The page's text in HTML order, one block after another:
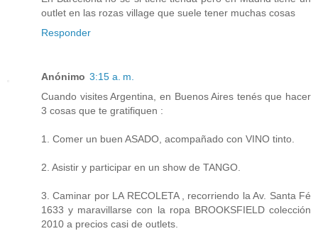
outlet en las rozas village que suele tener muchas cosas
Responder
Anónimo 3:15 a. m.
Cuando visites Argentina, en Buenos Aires tenés que hacer
3 cosas que te gratifiquen :
1. Comer un buen ASADO, acompañado con VINO tinto.
2. Asistir y participar en un show de TANGO.
3. Caminar por LA RECOLETA , recorriendo la Av. Santa Fé
1633 y maravillarse con la ropa BROOKSFIELD colección
2010 a precios casi de outlets.